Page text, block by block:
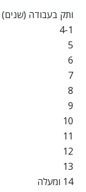
ותק בעבודה (שנים)
4-1
5
6
7
8
9
10
11
12
13
14 ומעלה